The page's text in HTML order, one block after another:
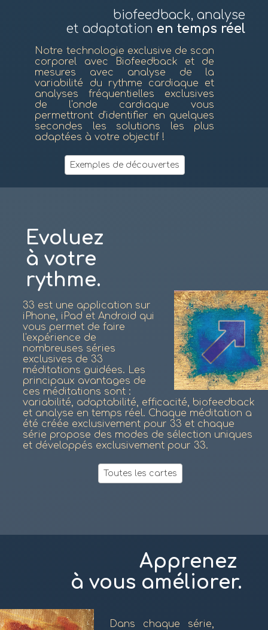
biofeedback, analyse
et adaptation en temps réel
Notre technologie exclusive de scan
corporel avec Biofeedback et de
mesures avec analyse de la
variabilité du rythme cardiaque et
analyses fréquentielles exclusives
de l'onde cardiaque vous
permettront d'identifier en quelques
secondes les solutions les plus
adaptées à votre objectif !
Exemples de découvertes
Evoluez
à votre
rythme.
33 est une application sur
iPhone, iPad et Android qui
vous permet de faire
l'expérience de
nombreuses séries
exclusives de 33
méditations guidées. Les
principaux avantages de
ces méditations sont :
variabilité, adaptabilité, efficacité, biofeedback
et analyse en temps réel. Chaque méditation a
été créée exclusivement pour 33 et chaque
série propose des modes de sélection uniques
et développés exclusivement pour 33.
Toutes les cartes
Apprenez
à vous améliorer.
Dans chaque série,